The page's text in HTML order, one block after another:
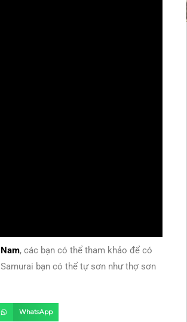
, các bạn có thể tham khảo để có
bạn có thể tự sơn như thợ sơn
WhatsApp